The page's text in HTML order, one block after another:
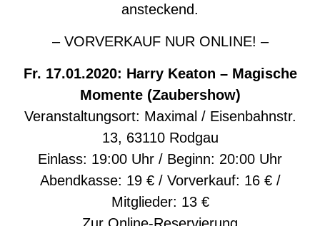
ansteckend.
– VORVERKAUF NUR ONLINE! –
Fr. 17.01.2020: Harry Keaton – Magische
Momente (Zaubershow)
Veranstaltungsort: Maximal / Eisenbahnstr.
13, 63110 Rodgau
Einlass: 19:00 Uhr / Beginn: 20:00 Uhr
Abendkasse: 19 € / Vorverkauf: 16 € /
Mitglieder: 13 €